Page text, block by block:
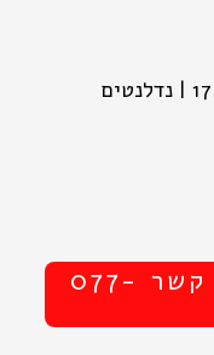
לפרטים נוספים צור קשר 077-